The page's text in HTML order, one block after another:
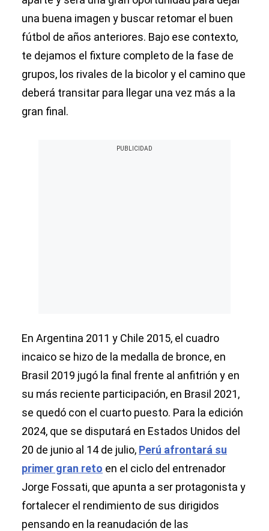
una buena imagen y buscar retomar el buen
fútbol de años anteriores. Bajo ese contexto,
te dejamos el fixture completo de la fase de
grupos, los rivales de la bicolor y el camino que
deberá transitar para llegar una vez más a la
gran final.
En Argentina 2011 y Chile 2015, el cuadro
incaico se hizo de la medalla de bronce, en
Brasil 2019 jugó la final frente al anfitrión y en
su más reciente participación, en Brasil 2021,
se quedó con el cuarto puesto. Para la edición
2024, que se disputará en Estados Unidos del
20 de junio al 14 de julio, Perú afrontará su
primer gran reto en el ciclo del entrenador
Jorge Fossati, que apunta a ser protagonista y
fortalecer el rendimiento de sus dirigidos
pensando en la reanudación de las